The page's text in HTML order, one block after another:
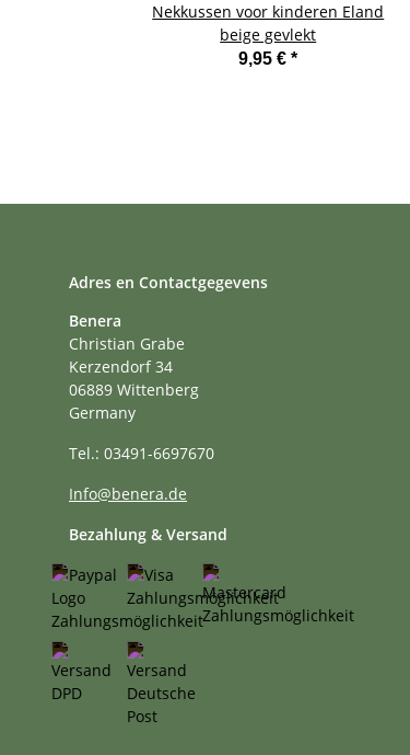
Nekkussen voor kinderen Eland
beige gevlekt
9,95 €*
Adres en Contactgegevens
Benera
Christian Grabe
Kerzendorf 34
06889 Wittenberg
Germany
Tel.: 03491-6697670
Info@benera.de
Bezahlung & Versand